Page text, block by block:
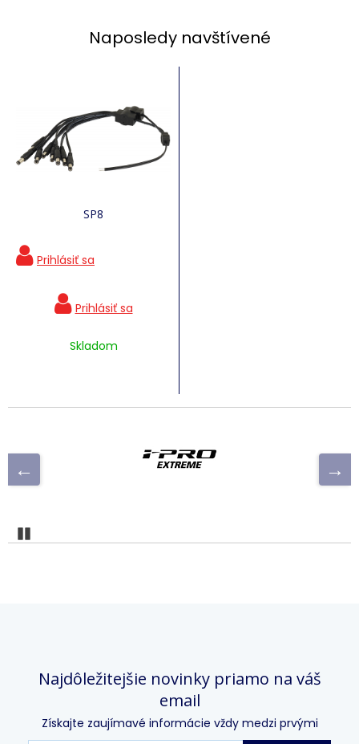
Naposledy navštívené
SP8
Skladom
Najdôležitejšie novinky priamo na váš
email
Získajte zaujímavé informácie vždy medzi prvými